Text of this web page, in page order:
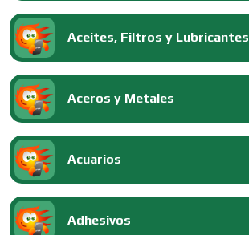
Aceites, Filtros y Lubricantes
Aceros y Metales
Acuarios
Adhesivos